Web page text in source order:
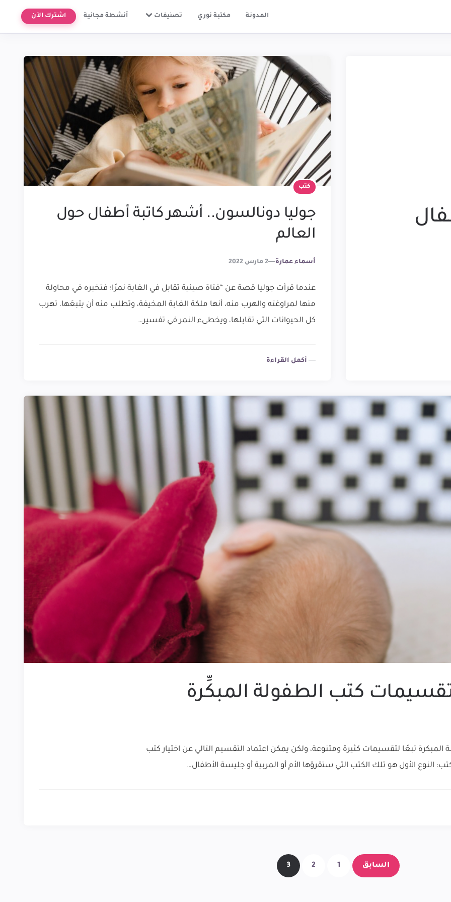
المدونة مكتبة نوري تصنيفات أنشطة مجانية اشترك الآن
كتب
جوليا دونالسون.. أشهر كاتبة أطفال حول
العالم
Posted
أسماء عمارة 2 مارس 2022
عندما قرأت جوليا قصة عن “فتاة صينية تقابل في الغابة نمرًا؛ فتخبره في محاولة
منها لمراوغته والهرب منه، أنها ملكة الغابة المخيفة، وتطلب منه أن يتبعَها. تهرب
كل الحيوانات التي تقابلها، ويخطىء النمر في تفسير…
أكمل القراءة
كتب الطفولة المبكِّرة
تبعًا لتقسيمات كثيرة ومتنوعة، ولكن يمكن اعتماد التقسيم التالي عن اختيار كتب
النوع الأول هو تلك الكتب التي ستقرؤها الأم أو المربية أو جليسة الأطفال…
السابق 1
2
3